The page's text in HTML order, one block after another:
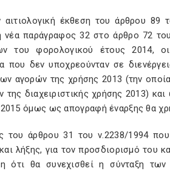
έκθεση του άρθρου
νέα παράγραφος 32 στο άρθρο 72
του φορολογικού έτους 2014,
που δεν υποχρεούνταν σε
αγορών της χρήσης 2013 (την
της διαχειριστικής χρήσης 2013)
όμως ως απογραφή έναρξης θα
του άρθρου 31 του ν.2238/1994 που
λήξης, για τον προσδιορισμό του
ότι θα συνεχισθεί η σύνταξη